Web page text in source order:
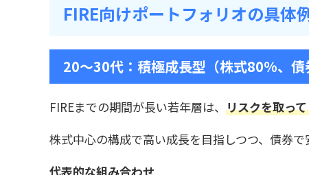
FIRE向けポートフォリオの具体
20～30代：積極成長型（株式80%、債
FIREまでの期間が長い若年層は、 リスクを取っ
株式中心の構成で高い成長を目指しつつ、債券で
代表的な組み合わせ